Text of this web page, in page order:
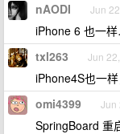
nAODI Jun
iPhone 6 也一
txl263 Jun
iPhone4S也一
omi4399 Jun
SpringBoard 重